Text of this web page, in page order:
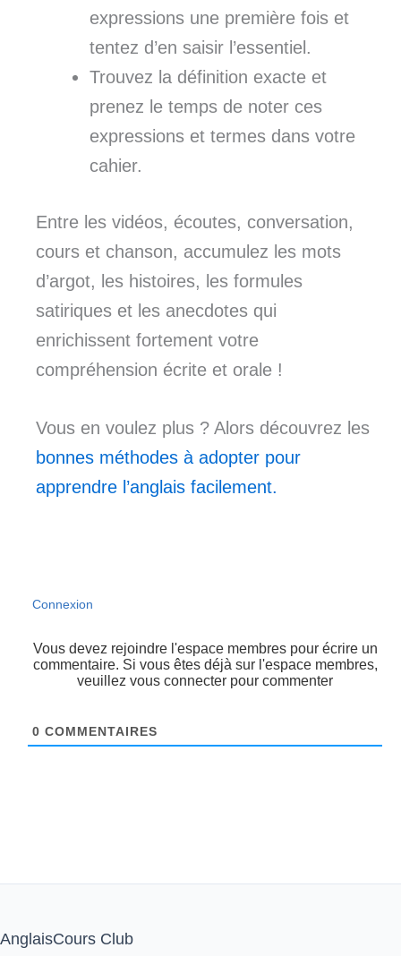
expressions une première fois et
tentez d’en saisir l’essentiel.
Trouvez la définition exacte et
prenez le temps de noter ces
expressions et termes dans votre
cahier.
Entre les vidéos, écoutes, conversation,
cours et chanson, accumulez les mots
d’argot, les histoires, les formules
satiriques et les anecdotes qui
enrichissent fortement votre
compréhension écrite et orale !
Vous en voulez plus ? Alors découvrez les
bonnes méthodes à adopter pour
apprendre l’anglais facilement.
Connexion
Vous devez rejoindre l'espace membres pour écrire un
commentaire. Si vous êtes déjà sur l'espace membres,
veuillez vous connecter pour commenter
0 COMMENTAIRES
AnglaisCours Club